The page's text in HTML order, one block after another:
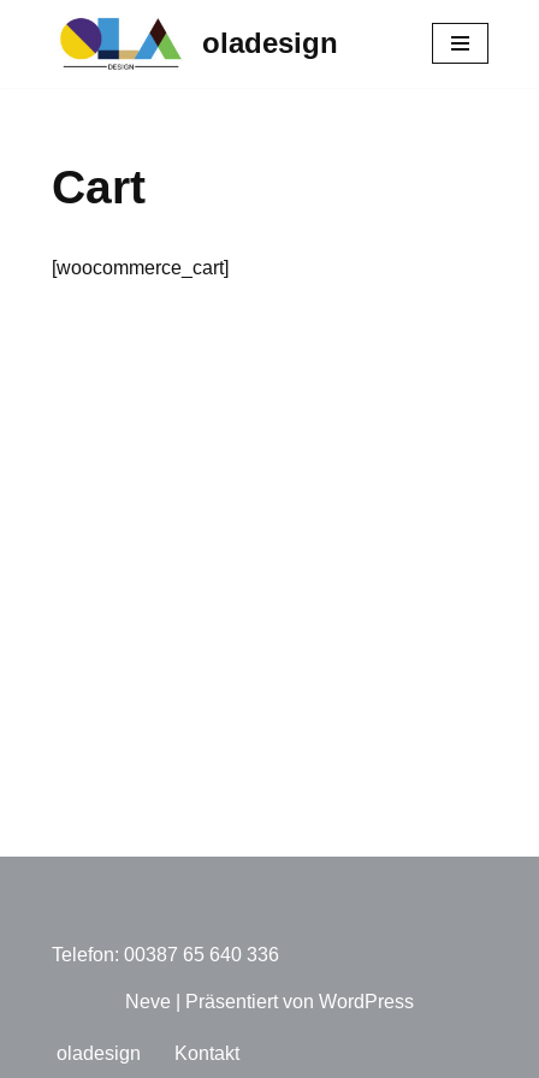
oladesign
Cart
[woocommerce_cart]
Telefon: 00387 65 640 336
Neve | Präsentiert von WordPress
oladesign Kontakt